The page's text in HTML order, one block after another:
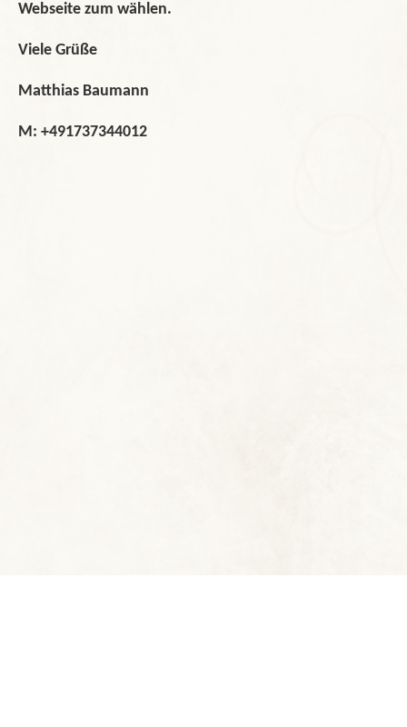
Webseite zum wählen.
Viele Grüße
Matthias Baumann
M: +491737344012